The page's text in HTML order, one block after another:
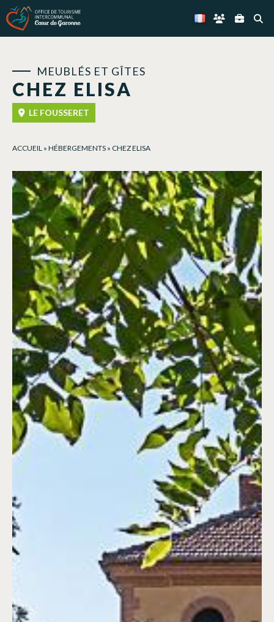
CHEZ ELISA
MEUBLÉS ET GÎTES
LE FOUSSERET
ACCUEIL » HÉBERGEMENTS » CHEZ ELISA
Panneau de gestion des cookies